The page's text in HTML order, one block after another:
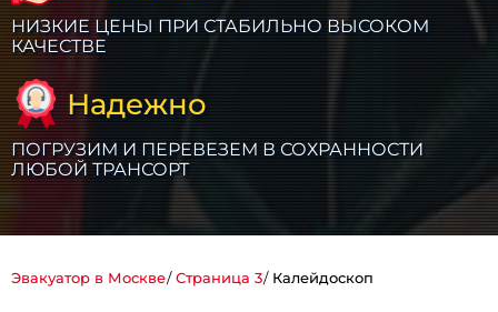
НИЗКИЕ ЦЕНЫ ПРИ СТАБИЛЬНО ВЫСОКОМ
КАЧЕСТВЕ
Надежно
ПОГРУЗИМ И ПЕРЕВЕЗЕМ В СОХРАННОСТИ
ЛЮБОЙ ТРАНСОРТ
Эвакуатор в Москве Страница 3 Калейдоскоп